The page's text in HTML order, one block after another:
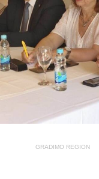
GRADIMO REGION